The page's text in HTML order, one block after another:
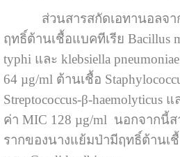
ส่วนสารสกัดเอทานอลจาก
ฤทธิ์ต้านเชื้อแบคทีเรีย Bacillus
typhi และ klebsiella
64 µg/ml ต้านเชื้อ
Streptococcus-β-haemolyticus
ค่า MIC 128 µg/ml นอกจากนี้ส
รากของนางแย้มป่ามีฤทธิ์ต้านเชื้